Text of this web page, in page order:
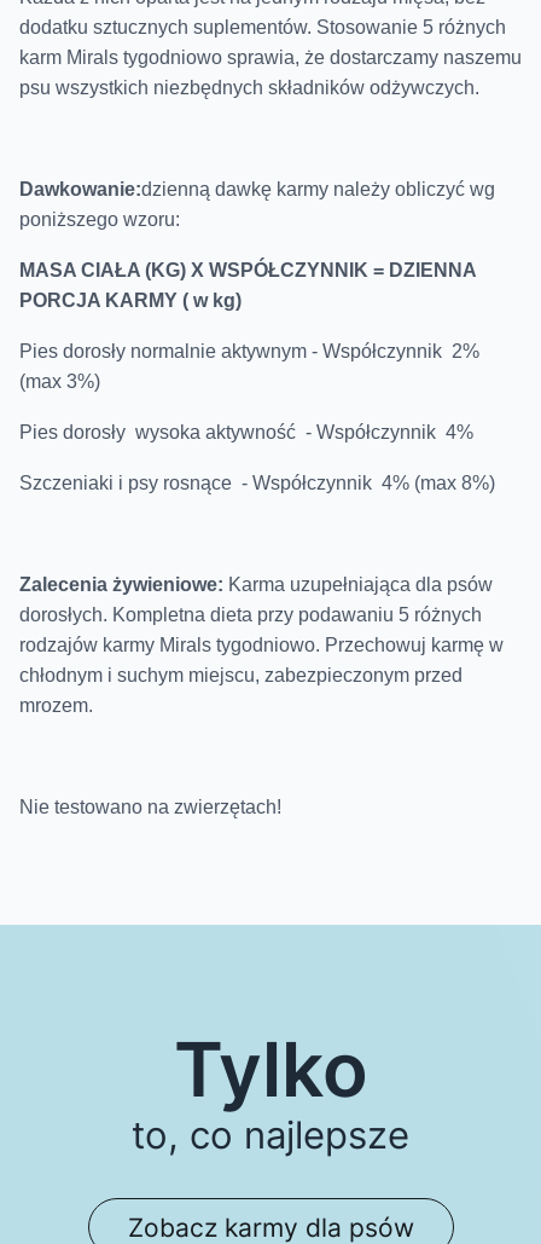
dodatku sztucznych suplementów. Stosowanie 5 różnych
karm Mirals tygodniowo sprawia, że dostarczamy naszemu
psu wszystkich niezbędnych składników odżywczych.
Dawkowanie:dzienną dawkę karmy należy obliczyć wg
poniższego wzoru:
MASA CIAŁA (KG) X WSPÓŁCZYNNIK = DZIENNA
PORCJA KARMY ( w kg)
Pies dorosły normalnie aktywnym - Współczynnik 2%
(max 3%)
Pies dorosły wysoka aktywność - Współczynnik 4%
Szczeniaki i psy rosnące - Współczynnik 4% (max 8%)
Zalecenia żywieniowe: Karma uzupełniająca dla psów
dorosłych. Kompletna dieta przy podawaniu 5 różnych
rodzajów karmy Mirals tygodniowo. Przechowuj karmę w
chłodnym i suchym miejscu, zabezpieczonym przed
mrozem.
Nie testowano na zwierzętach!
Tylko
to, co najlepsze
Zobacz karmy dla psów